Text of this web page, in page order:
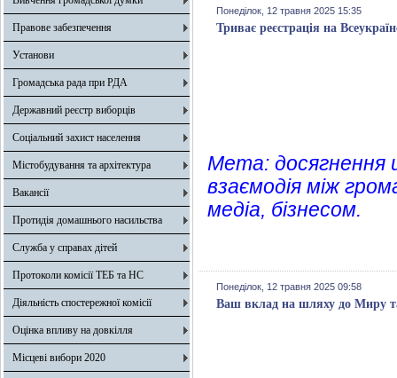
Правове забезпечення
Установи
Громадська рада при РДА
Державний реєстр виборців
Соціальний захист населення
Містобудування та архітектура
Вакансії
Протидія домашнього насильства
Служба у справах дітей
Протоколи комісії ТЕБ та НС
Діяльність спостережної комісії
Оцінка впливу на довкілля
Місцеві вибори 2020
Понеділок, 12 травня 2025 15:35
Триває реєстрація на
Мета: досягнення
взаємодія між
медіа, бізнесом.
Понеділок, 12 травня 2025 09:58
Ваш вклад на шляху до Миру